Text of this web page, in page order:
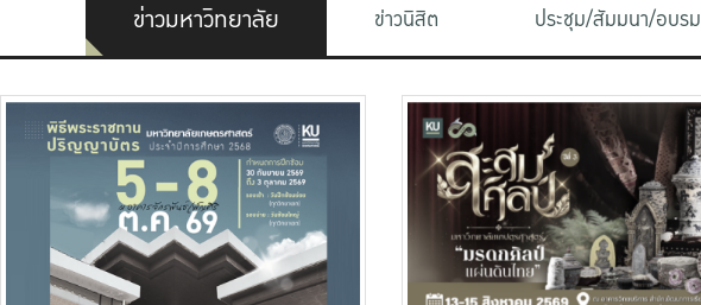
ข่าวมหาวิทยาลัย ข่าวนิสิต ประชุม/สัมมนา/อบรม